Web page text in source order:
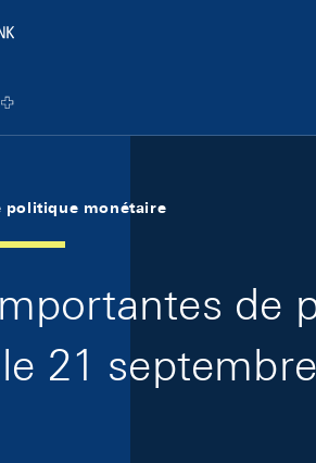
politique monétaire
de
21